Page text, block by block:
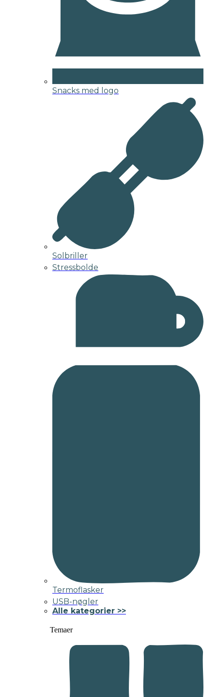
Snacks med logo
Solbriller
Stressbolde
Termoflasker
USB-nøgler
Alle kategorier >>
Temaer